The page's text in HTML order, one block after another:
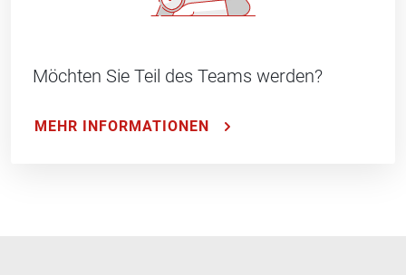
Möchten Sie Teil des Teams werden?
MEHR INFORMATIONEN